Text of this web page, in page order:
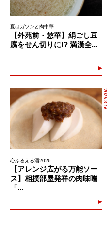
夏はガツンと肉中華
【外苑前・慈華】絹ごし豆
腐をせん切りに!? 満漢全...
2026.3.16
心ふるえる酒2026
【アレンジ広がる万能ソー
ス】相撲部屋発祥の肉味噌
「...